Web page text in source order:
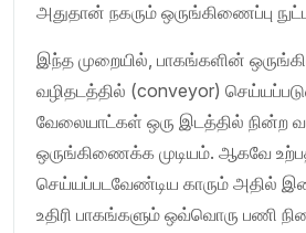
அதுதான் நகரும் ஒருங்கிணைப்பு
இந்த முறையில், பாகங்களின்
வழிதடத்தில் (conveyor)
வேலையாட்கள் ஒரு இடத்தில்
ஒருங்கிணைக்க முடியம். ஆகவே
செய்யப்படவேண்டிய காரும் அதில்
உதிரி பாகங்களும் ஒவ்வொரு பணி